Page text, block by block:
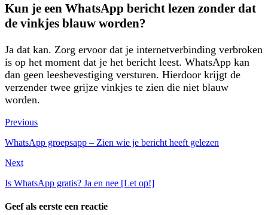
Kun je een WhatsApp bericht lezen zonder dat
de vinkjes blauw worden?
Ja dat kan. Zorg ervoor dat je internetverbinding verbroken
is op het moment dat je het bericht leest. WhatsApp kan
dan geen leesbevestiging versturen. Hierdoor krijgt de
verzender twee grijze vinkjes te zien die niet blauw
worden.
Previous
WhatsApp groepsapp – Zien wie je bericht heeft gelezen
Next
Is WhatsApp gratis? Ja en nee [Let op!]
Geef als eerste een reactie